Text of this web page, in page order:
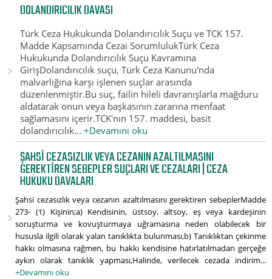
DOLANDIRICILIK DAVASI
Türk Ceza Hukukunda Dolandırıcılık Suçu ve TCK 157.
Madde Kapsamında Cezai SorumlulukTürk Ceza
Hukukunda Dolandırıcılık Suçu Kavramına
GirişDolandırıcılık suçu, Türk Ceza Kanunu'nda
malvarlığına karşı işlenen suçlar arasında
düzenlenmiştir.Bu suç, failin hileli davranışlarla mağduru
aldatarak onun veya başkasının zararına menfaat
sağlamasını içerir.TCK'nın 157. maddesi, basit
dolandırıcılık...+Devamını oku
ŞAHSI CEZASIZLIK VEYA CEZANIN AZALTILMASINI
GEREKTIREN SEBEPLER SUÇLARI VE CEZALARI | CEZA
HUKUKU DAVALARI
Şahsi cezasızlık veya cezanın azaltılmasını gerektiren sebeplerMadde
273- (1) Kişinin;a) Kendisinin, üstsoy, altsoy, eş veya kardeşinin
soruşturma ve kovuşturmaya uğramasına neden olabilecek bir
hususla ilgili olarak yalan tanıklıkta bulunması,b) Tanıklıktan çekinme
hakkı olmasına rağmen, bu hakkı kendisine hatırlatılmadan gerçeğe
aykırı olarak tanıklık yapması,Halinde, verilecek cezada indirim...
+Devamını oku